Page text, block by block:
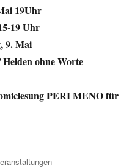
19Uhr
19 Uhr
9. Mai
ohne Worte
PERI MENO für